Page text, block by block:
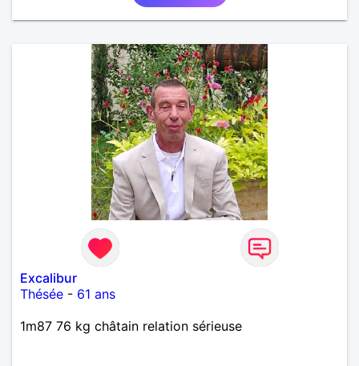
Excalibur
Thésée - 61 ans
1m87 76 kg châtain relation sérieuse